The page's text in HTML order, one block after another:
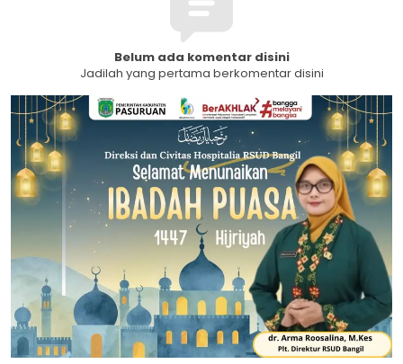
Belum ada komentar disini
Jadilah yang pertama berkomentar disini